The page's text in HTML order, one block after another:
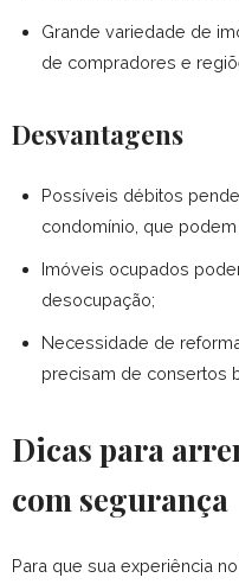
Grande variedade de
de compradores e
Desvantagens
Possíveis débitos
condomínio, que
Imóveis ocupados
desocupação;
Necessidade de
precisam de consertos
Dicas para
com segurança
Para que sua experiência